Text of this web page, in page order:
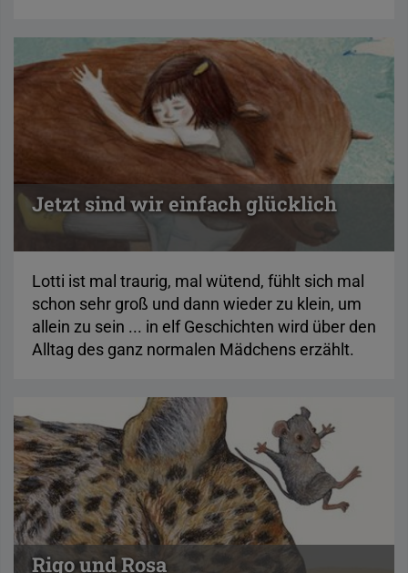
Jetzt sind wir einfach glücklich
Lotti ist mal traurig, mal wütend, fühlt sich mal
schon sehr groß und dann wieder zu klein, um
allein zu sein ... in elf Geschichten wird über den
Alltag des ganz normalen Mädchens erzählt.
Rigo und Rosa